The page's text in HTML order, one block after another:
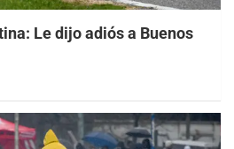
Le dijo adiós a Buenos